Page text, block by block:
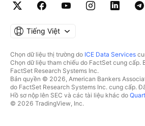
Tiếng Việt
Chọn dữ liệu thị trường do ICE Data Services
Chọn dữ liệu tham chiếu do FactSet cung
FactSet Research Systems Inc.
Bản quyền © 2026, American Bankers
do FactSet Research Systems Inc. cung cấp.
Hồ sơ nộp lên SEC và các tài liệu khác do
© 2026 TradingView, Inc.